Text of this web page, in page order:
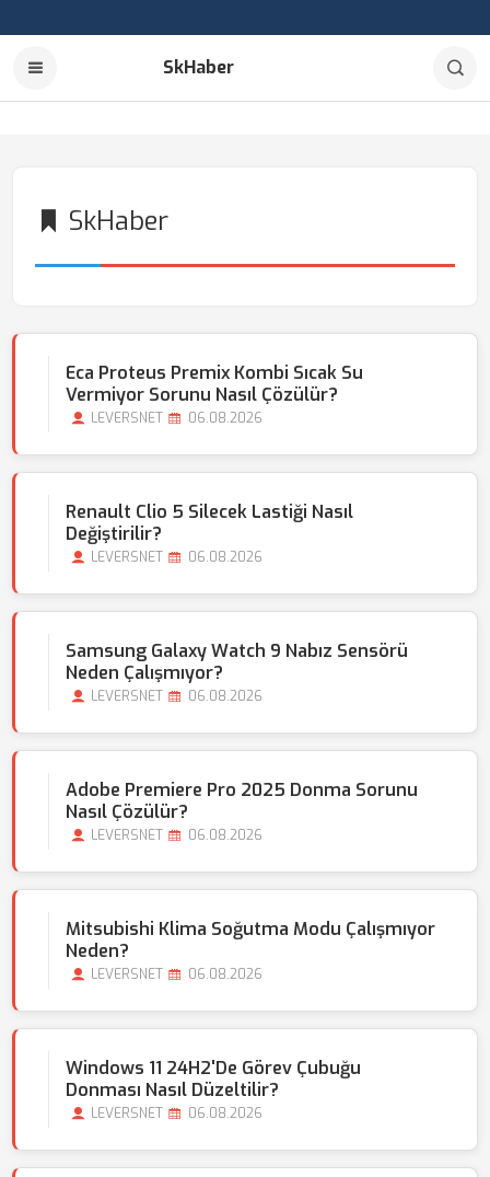
SkHaber
SkHaber
Eca Proteus Premix Kombi Sıcak Su
Vermiyor Sorunu Nasıl Çözülür?
LEVERSNET 06.08.2026
Renault Clio 5 Silecek Lastiği Nasıl
Değiştirilir?
LEVERSNET 06.08.2026
Samsung Galaxy Watch 9 Nabız Sensörü
Neden Çalışmıyor?
LEVERSNET 06.08.2026
Adobe Premiere Pro 2025 Donma Sorunu
Nasıl Çözülür?
LEVERSNET 06.08.2026
Mitsubishi Klima Soğutma Modu Çalışmıyor
Neden?
LEVERSNET 06.08.2026
Windows 11 24H2'de Görev Çubuğu
Donması Nasıl Düzeltilir?
LEVERSNET 06.08.2026